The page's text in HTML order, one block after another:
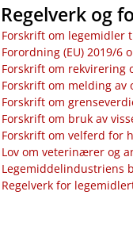
Regelverk og
Forskrift om legemidler
Forordning (EU) 2019/6
Forskrift om rekvirering
Forskrift om melding
Forskrift om
Forskrift om bruk av
Forskrift om velferd for
Lov om veterinærer og
Legemiddelindustriens
Regelverk for